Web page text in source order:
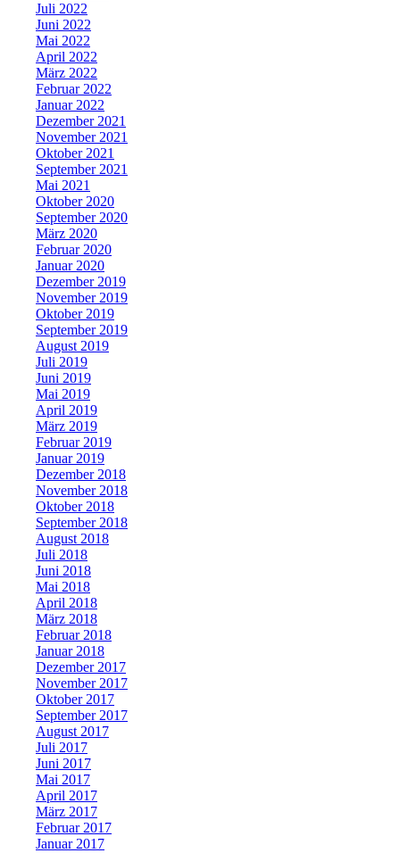
Juli 2022
Juni 2022
Mai 2022
April 2022
März 2022
Februar 2022
Januar 2022
Dezember 2021
November 2021
Oktober 2021
September 2021
Mai 2021
Oktober 2020
September 2020
März 2020
Februar 2020
Januar 2020
Dezember 2019
November 2019
Oktober 2019
September 2019
August 2019
Juli 2019
Juni 2019
Mai 2019
April 2019
März 2019
Februar 2019
Januar 2019
Dezember 2018
November 2018
Oktober 2018
September 2018
August 2018
Juli 2018
Juni 2018
Mai 2018
April 2018
März 2018
Februar 2018
Januar 2018
Dezember 2017
November 2017
Oktober 2017
September 2017
August 2017
Juli 2017
Juni 2017
Mai 2017
April 2017
März 2017
Februar 2017
Januar 2017